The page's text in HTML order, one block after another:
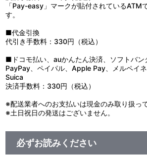
Ｅ Ｃｏ．
12：ドラゴンボールＺ インフィニットワー
ｒ．Ｗａｔｓｏｎ
14：ドラゴンボールＺ インフィニットワー
闘配備！
16：ドラゴンボールＺ インフィニットワ
Ａｔｏｍｚ
17：ドラゴンボールＺ インフィニットワー
18：ドラゴンボールＺ インフィニットワー
19：ドラゴンボールＺ インフィニットワ
20：ドラゴンボールＺ インフィニットワ
ワゾン
21：ドラゴンボールＺ インフィニットワ
「Pay-easy」マークが貼付されているATM
す。
■代金引換
代引き手数料：330円（税込）
■ドコモ払い、auかんたん決済、ソフトバン
PayPay、ペイパル、Apple Pay、メルペイ
Suica
決済手数料：330円（税込）
※配送業者へのお支払いは現金のみ取り扱っ
※土日祝日の発送はございません。
必ずお読みください